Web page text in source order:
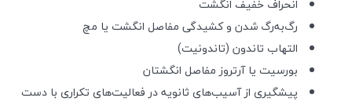
انحراف خفیف انگشت
رگ‌به‌رگ شدن و کشیدگی مفاصل انگشت یا مچ
التهاب تاندون (تاندونیت)
بورسیت یا آرتروز مفاصل انگشتان
پیشگیری از آسیب‌های ثانویه در فعالیت‌های تکراری با دست